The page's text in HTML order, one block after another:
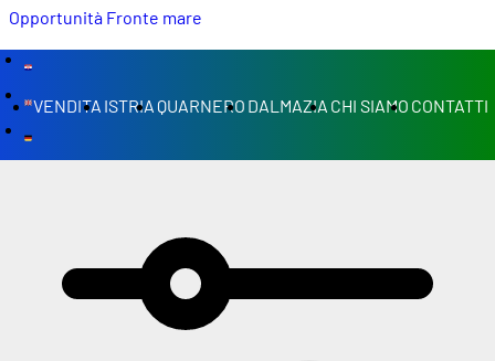
VENDITA ISTRIA QUARNERO DALMAZIA CHI SIAMO CONTATTI
Opportunità Fronte mare